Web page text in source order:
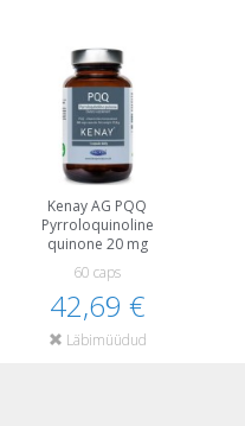
Kenay AG PQQ
Pyrroloquinoline
quinone 20 mg
60 caps
42,69 €
Läbimüüdud